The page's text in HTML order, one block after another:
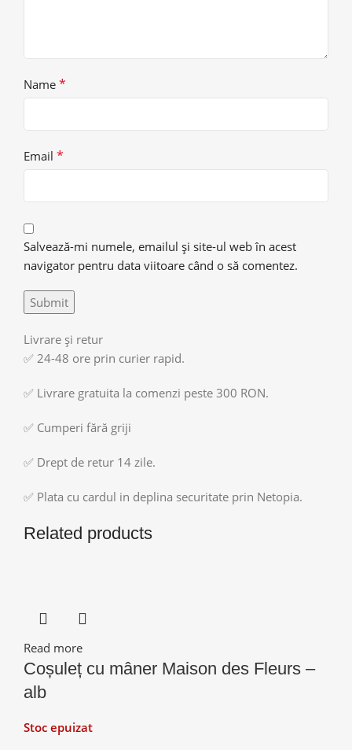
Name *
Email *
Salvează-mi numele, emailul și site-ul web în acest
navigator pentru data viitoare când o să comentez.
Livrare și retur
✅ 24-48 ore prin curier rapid.
✅ Livrare gratuita la comenzi peste 300 RON.
✅ Cumperi fără griji
✅ Drept de retur 14 zile.
✅ Plata cu cardul in deplina securitate prin Netopia.
Related products
Read more
Coșuleț cu mâner Maison des Fleurs –
alb
Stoc epuizat